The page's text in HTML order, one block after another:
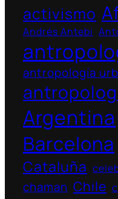
activismo
Andrés Antebi
antropología
Argentina
Barcelona
Cataluña
chaman Chile